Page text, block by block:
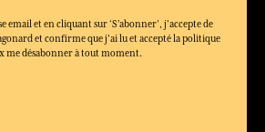
email et en cliquant sur ‘S’abonner’, j'accepte de
et confirme que j'ai lu et accepté la politique
me désabonner à tout moment.